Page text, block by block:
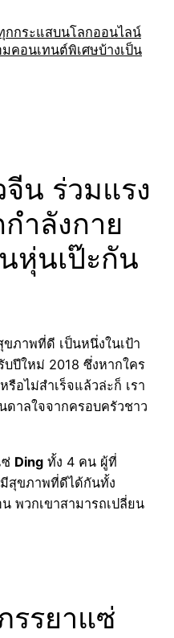
กกระแสบนโลกออนไลน์
คอนเทนต์พิเศษบ้างเป็น
น ร่วมแรง
ำลังกาย
หุ่นเป๊ะกัน
ภาพที่ดี เป็นหนึ่งในเป้า
ปีใหม่ 2018 ซึ่งหากใคร
รือไม่สำเร็จแล้วล่ะก็ เรา
าลใจจากครอบครัวชาว
Ding ทั้ง 4 คน ผู้ที่
มีสุขภาพที่ดีได้กันทั้ง
พวกเขาสามารถเปลี่ยน
รรยาแซ่